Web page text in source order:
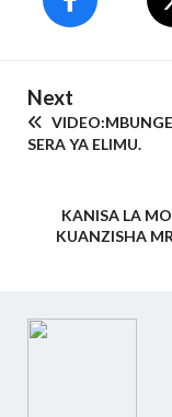
Next
SERA YA ELIMU.
KANISA LA
KUANZISHA